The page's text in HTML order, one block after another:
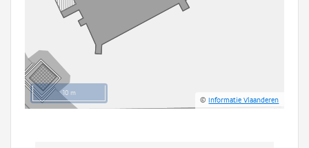
10 m
©Informatie Vlaanderen